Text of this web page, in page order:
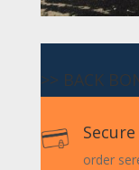
>> BACK
order